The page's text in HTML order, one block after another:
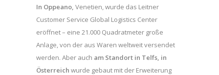
In Oppeano, Venetien, wurde das Leitner
Customer Service Global Logistics Center
eröffnet – eine 21.000 Quadratmeter große
Anlage, von der aus Waren weltweit versendet
werden. Aber auch am Standort in Telfs, in
Österreich wurde gebaut mit der Erweiterung